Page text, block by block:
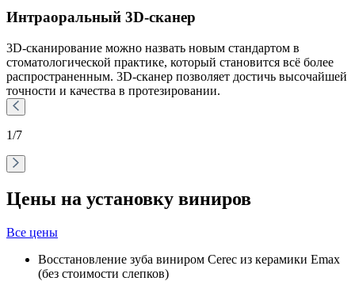
Интраоральный 3D-сканер
3D-сканирование можно назвать новым стандартом в
стоматологической практике, который становится всё более
распространенным. 3D-сканер позволяет достичь высочайшей
точности и качества в протезировании.
1/7
Цены на установку виниров
Все цены
Восстановление зуба виниром Cerec из керамики Emах
(без стоимости слепков)